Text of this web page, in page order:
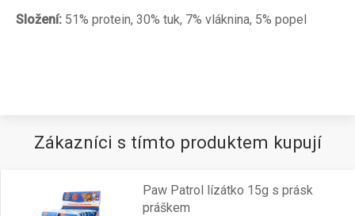
Složení: 51% protein, 30% tuk, 7% vláknina, 5% popel
Zákazníci s tímto produktem kupují
Paw Patrol lízátko 15g s prásk
práškem